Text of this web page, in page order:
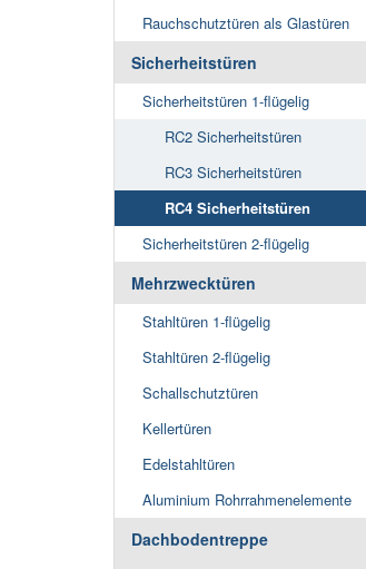
Rauchschutztüren als Glastüren
Sicherheitstüren
Sicherheitstüren 1-flügelig
RC2 Sicherheitstüren
RC3 Sicherheitstüren
RC4 Sicherheitstüren
Sicherheitstüren 2-flügelig
Mehrzwecktüren
Stahltüren 1-flügelig
Stahltüren 2-flügelig
Schallschutztüren
Kellertüren
Edelstahltüren
Aluminium Rohrrahmenelemente
Dachbodentreppe